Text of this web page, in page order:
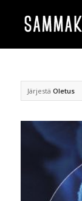
Järjestä Oletus